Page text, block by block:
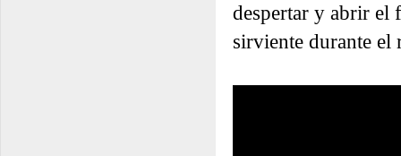
despertar y abrir el
sirviente durante el